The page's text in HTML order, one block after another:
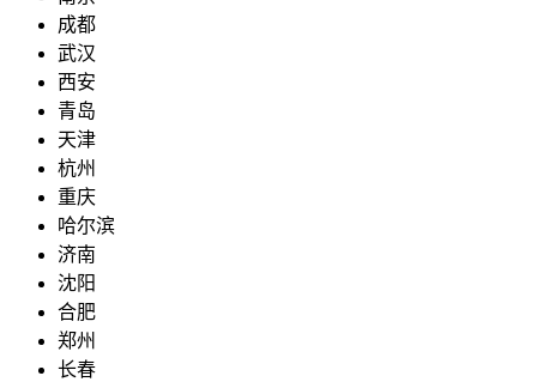
成都
武汉
西安
青岛
天津
杭州
重庆
哈尔滨
济南
沈阳
合肥
郑州
长春